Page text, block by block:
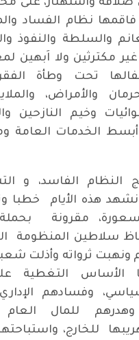
صلافة واستهتار، على
فاقمها نظام الفساد
والسلطة والنفوذ
مكترثين ولا اَبهين
تحت وطأة
والأمراض،
وخيم النازحين
الخدمات العامة
النظام الفاسد، و
نشهد هذه الأيام خطبا
مقرونة بحملة
سلاطين المنظومة
الأساس التغطية
وفسادهم الإداري
وهدرهم للمال
للخارج،